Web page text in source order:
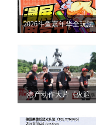
2026斗鱼嘉年华全玩法
好
港产动作大片《火遮